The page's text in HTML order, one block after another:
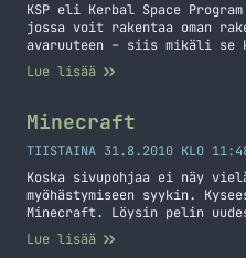
KSP eli Kerbal Space
jossa voit rakentaa oman
avaruuteen – siis mikäli se
laukaisussa. Pelihän on
kehittyy vielä ja siihen on
tavaraa. Pelissä ei ole
Space Program (KSP)
Lue lisää
Minecraft
TIISTAINA 31.8.2010 KLO
Koska sivupohjaa ei näy
myöhästymiseen syykin.
Minecraft. Löysin pelin
olin pelannut ilmaista
nyt löysin Youtubesta
Lue lisää